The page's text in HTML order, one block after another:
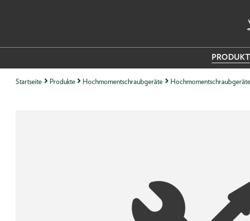
Startseite Produkte Hochmomentschraubgeräte